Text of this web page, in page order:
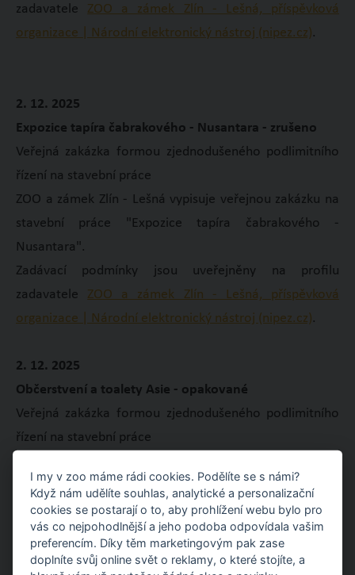
zadavatele ZOO a zámek Zlín - Lešná, příspěvková
organizace | Národní elektronický nástroj (nipez.cz).
2. 12. 2025
Expozice tapíra čabrakového - Nusantara - zrušeno
Veřejná zakázka formou zjednodušeného podlimitního
řízení na stavební práce
ZOO a zámek Zlín - Lešná vypisuje veřejnou zakázku na
stavební práce "Expozice tapíra čabrakového -
Nusantara".
Zadávací podmínky jsou uveřejněny na profilu
zadavatele ZOO a zámek Zlín - Lešná, příspěvková
organizace | Národní elektronický nástroj (nipez.cz).
2. 12. 2025
Občerstvení a toalety Asie - opakované
Veřejná zakázka formou zjednodušeného podlimitního
řízení na stavební práce
stavební práce "Občerstvení a toalety Asie -
opakované".
Zadávací podmínky jsou uveřejněny na profilu
zadavateleZOO a zámek Zlín - Lešná, příspěvková
I my v zoo máme rádi cookies. Podělíte se s námi?
Když nám udělíte souhlas, analytické a personalizační
cookies se postarají o to, aby prohlížení webu bylo pro
vás co nejpohodlnější a jeho podoba odpovídala vašim
preferencím. Díky těm marketingovým pak zase
doplníte svůj online svět o reklamy, o které stojíte, a